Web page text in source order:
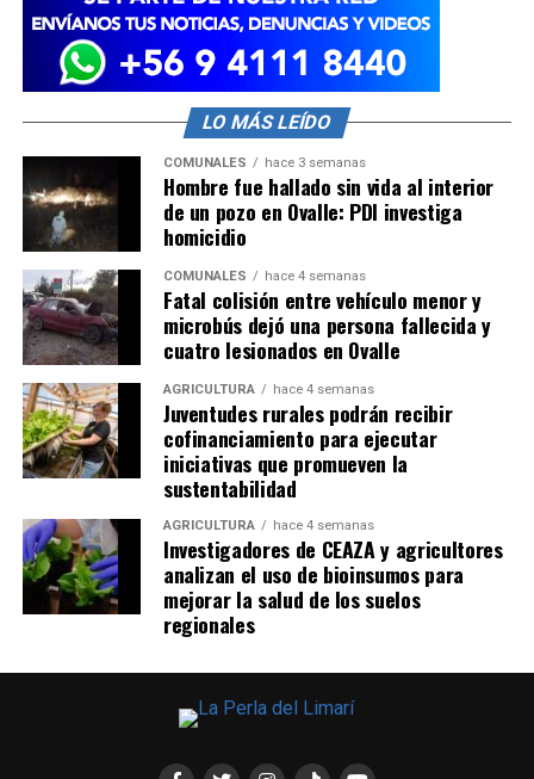
LO MÁS LEÍDO
COMUNALES hace 3 semanas
Hombre fue hallado sin vida al interior
de un pozo en Ovalle: PDI investiga
homicidio
COMUNALES hace 4 semanas
Fatal colisión entre vehículo menor y
microbús dejó una persona fallecida y
cuatro lesionados en Ovalle
AGRICULTURA hace 4 semanas
Juventudes rurales podrán recibir
cofinanciamiento para ejecutar
iniciativas que promueven la
sustentabilidad
AGRICULTURA hace 4 semanas
Investigadores de CEAZA y agricultores
analizan el uso de bioinsumos para
mejorar la salud de los suelos
regionales